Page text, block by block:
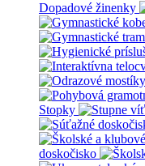
Dopadové žinenky
Stopky
doskočisko